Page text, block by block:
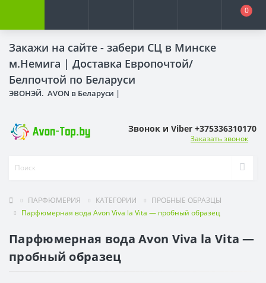
Закажи на сайте - забери СЦ в Минске
м.Немига | Доставка Европочтой/
Белпочтой по Беларуси
ЭВОНЭЙ. AVON в Беларуси |
0
Звонок и Viber +375336310170
Заказать звонок
ПАРФЮМЕРИЯ КАТЕГОРИИ
ПРОБНЫЕ ОБРАЗЦЫ
Парфюмерная вода Avon Viva la Vita — пробный образец
Парфюмерная вода Avon Viva la Vita —
пробный образец